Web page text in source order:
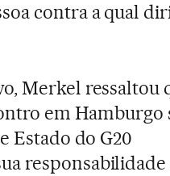
contra a qual
Merkel ressaltou
em Hamburgo
Estado do G20
responsabilidade